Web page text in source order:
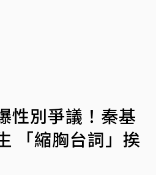
性別爭議！秦基
「縮胸台詞」挨